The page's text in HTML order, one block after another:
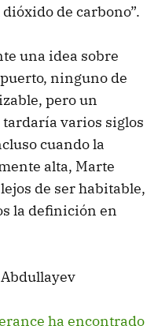
de carbono”.
una idea sobre
ninguno de
pero un
varios siglos
cuando la
alta, Marte
de ser habitable,
la definición en
ha encontrado